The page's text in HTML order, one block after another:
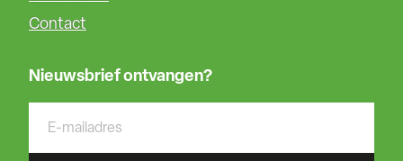
Contact
Nieuwsbrief ontvangen?